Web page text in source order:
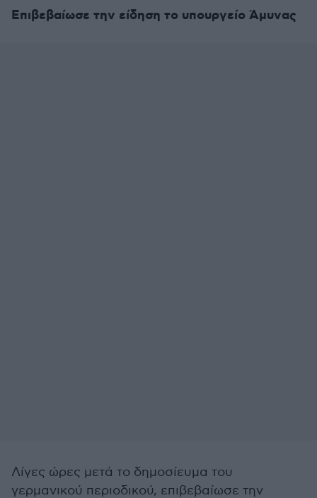
Επιβεβαίωσε την είδηση το υπουργείο Άμυνας
Λίγες ώρες μετά το δημοσίευμα του
γερμανικού περιοδικού, επιβεβαίωσε την